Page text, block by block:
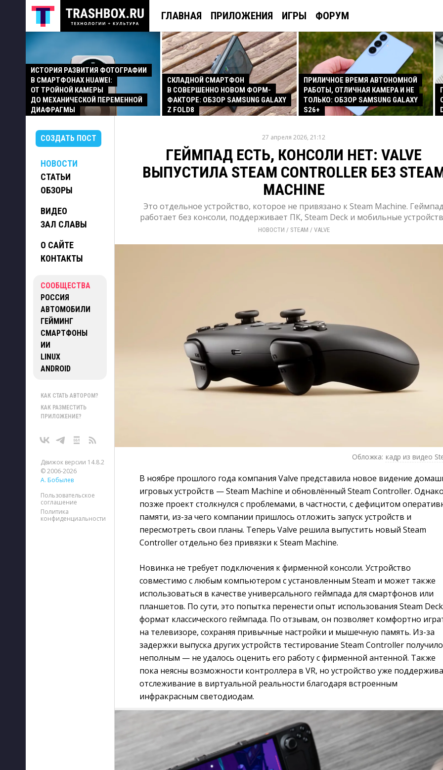
ГЛАВНАЯ ПРИЛОЖЕНИЯ ИГРЫ ФОРУМ
ИСТОРИЯ РАЗВИТИЯ ФОТОГРАФИИ
В СМАРТФОНАХ HUAWEI:
ОТ ТРОЙНОЙ КАМЕРЫ
ДО МЕХАНИЧЕСКОЙ ПЕРЕМЕННОЙ
ДИАФРАГМЫ
СКЛАДНОЙ СМАРТФОН
В СОВЕРШЕННО НОВОМ ФОРМ-
ФАКТОРЕ: ОБЗОР SAMSUNG GALAXY
Z FOLD8
ПРИЛИЧНОЕ ВРЕМЯ АВТОНОМНОЙ
РАБОТЫ, ОТЛИЧНАЯ КАМЕРА И НЕ
ТОЛЬКО: ОБЗОР SAMSUNG GALAXY
S26+
СОЗДАТЬ ПОСТ
НОВОСТИ
СТАТЬИ
ОБЗОРЫ
ВИДЕО
ЗАЛ СЛАВЫ
О САЙТЕ
КОНТАКТЫ
СООБЩЕСТВА
РОССИЯ
АВТОМОБИЛИ
ГЕЙМИНГ
СМАРТФОНЫ
ИИ
LINUX
ANDROID
КАК СТАТЬ АВТОРОМ?
КАК РАЗМЕСТИТЬ
ПРИЛОЖЕНИЕ?
Движок версии 14.8.2
© 2006-2026
А. Бобылев
Пользовательское
соглашение
Политика
конфиденциальности
27 апреля 2026, 21:12
ГЕЙМПАД ЕСТЬ, КОНСОЛИ НЕТ: VALVE
ВЫПУСТИЛА STEAM CONTROLLER БЕЗ
MACHINE
Это отдельное устройство, которое не привязано к Steam Machine.
работает без консоли, поддерживает ПК, Steam Deck и мобильные
НОВОСТИ / STEAM / VALVE
Обложка: кадр из видео
В ноябре прошлого года компания Valve представила новое видение
игровых устройств — Steam Machine и обновлённый Steam Controller.
позже проект столкнулся с проблемами, в частности, с дефицитом
памяти, из-за чего компании пришлось отложить запуск устройств и
пересмотреть свои планы. Теперь Valve решила выпустить новый Steam
Controller отдельно без привязки к Steam Machine.
Новинка не требует подключения к фирменной консоли. Устройство
совместимо с любым компьютером с установленным Steam и может также
использоваться в качестве универсального геймпада для смартфонов или
планшетов. По сути, это попытка перенести опыт использования Steam
формат классического геймпада. По отзывам, он позволяет комфортно
на телевизоре, сохраняя привычные настройки и мышечную память. Из-за
задержки выпуска других устройств тестирование Steam Controller
неполным — не удалось оценить его работу с фирменной антенной. Также
пока неясны возможности контроллера в VR, но устройство уже
отслеживание в виртуальной реальности благодаря встроенным
инфракрасным светодиодам.